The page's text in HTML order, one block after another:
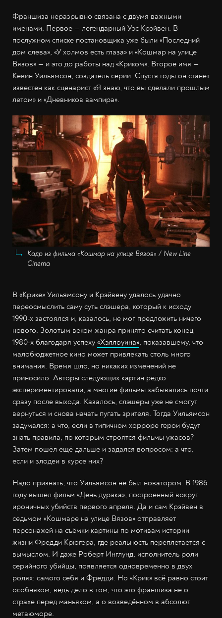
Франшиза неразрывно связана с двумя важными
именами. Первое — легендарный Уэс Крэйвен. В
послужном списке постановщика уже были «Последний
дом слева», «У холмов есть глаза» и «Кошмар на улице
Вязов» — и это до работы над «Криком». Второе имя —
Кевин Уильямсон, создатель серии. Спустя годы он станет
известен как сценарист «Я знаю, что вы сделали прошлым
летом» и «Дневников вампира».
Кадр из фильма «Кошмар на улице Вязов» / New Line
Cinema
В «Крике» Уильямсону и Крэйвену удалось удачно
переосмыслить саму суть слэшера, который к исходу
1990-х застоялся и, казалось, не мог предложить ничего
нового. Золотым веком жанра принято считать конец
1980-х благодаря успеху «Хэллоуина», показавшему, что
малобюджетное кино может привлекать столь много
внимания. Время шло, но никаких изменений не
приносило. Авторы следующих картин редко
экспериментировали, а многие фильмы забывались почти
сразу после выхода. Казалось, слэшеры уже не смогут
вернуться и снова начать пугать зрителя. Тогда Уильямсон
задумался: а что, если в типичном хорроре герои будут
знать правила, по которым строятся фильмы ужасов?
Затем пошёл ещё дальше и задался вопросом: а что,
если и злодеи в курсе них?
Надо признать, что Уильямсон не был новатором. В 1986
году вышел фильм «День дурака», построенный вокруг
ироничных убийств первого апреля. Да и сам Крэйвен в
седьмом «Кошмаре на улице Вязов» отправляет
персонажей на съёмки картины по мотивам истории
жизни Фредди Крюгера, где реальность переплетается с
вымыслом. И даже Роберт Инглунд, исполнитель роли
серийного убийцы, появляется одновременно в двух
ролях: самого себя и Фредди. Но «Крик» всё равно стоит
особняком, ведь дело в том, что это франшиза не о
страхе перед маньяком, а о возведённом в абсолют
метаюморе.